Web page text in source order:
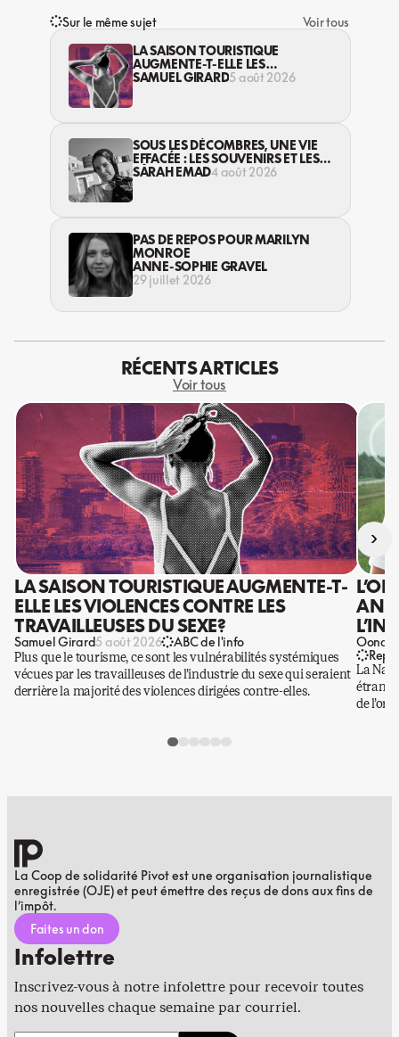
Sur le même sujet
Voir tous
LA SAISON TOURISTIQUE
AUGMENTE-T-ELLE LES
VIOLENCES CONTRE LES
SAMUEL GIRARD5 août 2026
SOUS LES DÉCOMBRES, UNE VIE
EFFACÉE : LES SOUVENIRS ET LES
RÊVES PERDUS DES HABITANT·ES
SARAH EMAD4 août 2026
PAS DE REPOS POUR MARILYN
MONROE
ANNE-SOPHIE GRAVEL
29 juillet 2026
RÉCENTS ARTICLES
Voir tous
LA SAISON TOURISTIQUE AUGMENTE-T-
ELLE LES VIOLENCES CONTRE LES
TRAVAILLEUSES DU SEXE?
Samuel Girard5 août 2026 ABC de l'info
Plus que le tourisme, ce sont les vulnérabilités systémiques
vécues par les travailleuses de l’industrie du sexe qui seraient
derrière la majorité des violences dirigées contre-elles.
Oona
La
de l’or.
›
La Coop de solidarité Pivot est une organisation journalistique
enregistrée (OJE) et peut émettre des reçus de dons aux fins de
l’impôt.
Faites un don
Infolettre
Inscrivez-vous à notre infolettre pour recevoir toutes
nos nouvelles chaque semaine par courriel.